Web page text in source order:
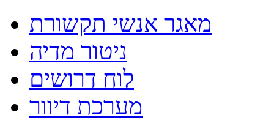
מאגר אנשי תקשורת
ניטור מדיה
לוח דרושים
מערכת דיוור